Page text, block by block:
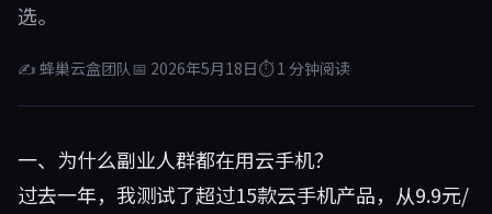
选。
✍ 蜂巢云盒团队📅 2026年5月18日⏱ 1 分钟阅读
一、为什么副业人群都在用云手机？
过去一年，我测试了超过15款云手机产品，从9.9元/